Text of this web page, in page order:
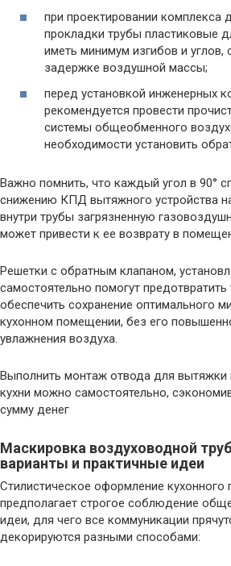
при проектировании комплекса
прокладки трубы пластиковые
иметь минимум изгибов и
задержке воздушной массы;
перед установкой инженерных
рекомендуется провести
системы общеобменного
необходимости установить
Важно помнить, что каждый угол в 90°
снижению КПД вытяжного устройства
внутри трубы загрязненную
может привести к ее возврату в
Решетки с обратным клапаном,
самостоятельно помогут
обеспечить сохранение оптимального
кухонном помещении, без его
увлажнения воздуха.
Выполнить монтаж отвода для вытяжки
кухни можно самостоятельно,
сумму денег
Маскировка воздуховодной
варианты и практичные идеи
Стилистическое оформление
предполагает строгое соблюдение
идеи, для чего все коммуникации
декорируются разными способами: